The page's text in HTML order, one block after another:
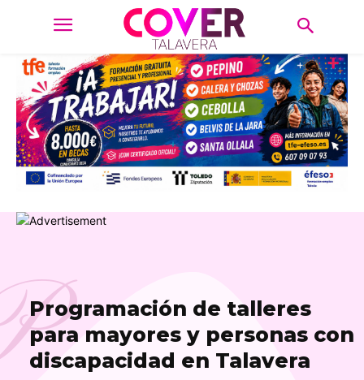
Programación de talleres
para mayores y personas con
discapacidad en Talavera